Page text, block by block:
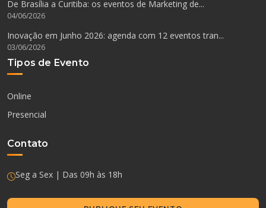
De Brasília a Curitiba: os eventos de Marketing de...
04/06/2026
Inovação em Junho 2026: agenda com 12 eventos tran...
03/06/2026
Tipos de Evento
Online
Presencial
Contato
Seg a Sex | Das 09h às 18h